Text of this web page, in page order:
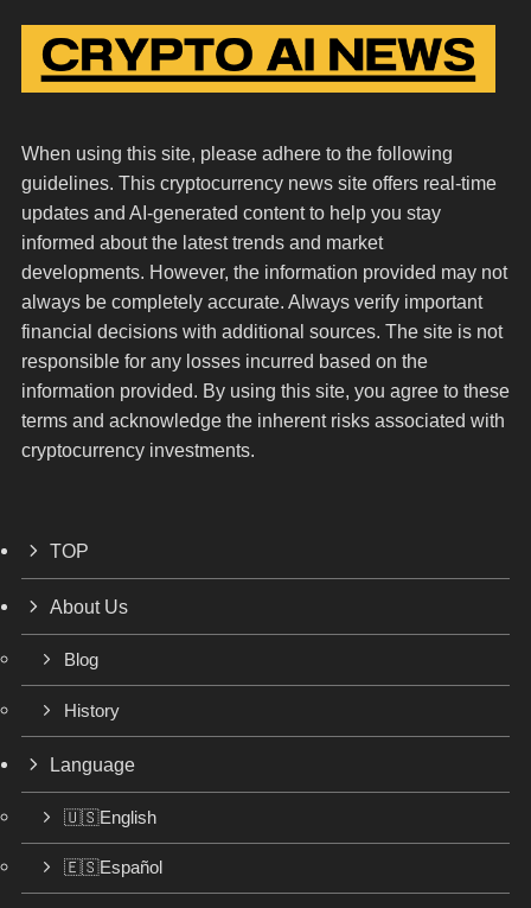
When using this site, please adhere to the following
guidelines. This cryptocurrency news site offers real-time
updates and AI-generated content to help you stay
informed about the latest trends and market
developments. However, the information provided may not
always be completely accurate. Always verify important
financial decisions with additional sources. The site is not
responsible for any losses incurred based on the
information provided. By using this site, you agree to these
terms and acknowledge the inherent risks associated with
cryptocurrency investments.
TOP
About Us
Blog
History
Language
🇺🇸English
🇪🇸Español